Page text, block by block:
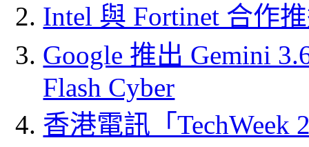
Intel 與 Fortinet 合作
Google 推出 Gemini
Flash Cyber
香港電訊「